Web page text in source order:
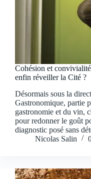
Cohésion et
enfin réveiller la Cité ?
Désormais sous la
Gastronomique, partie
gastronomie et du vin,
pour redonner le goût
diagnostic posé sans
Nicolas Salin